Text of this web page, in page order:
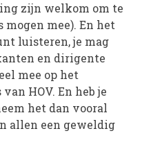
zijn welkom om te
mogen mee). En het
luisteren, je mag
en dirigente
mee op het
HOV. En heb je
het dan vooral
allen een geweldig